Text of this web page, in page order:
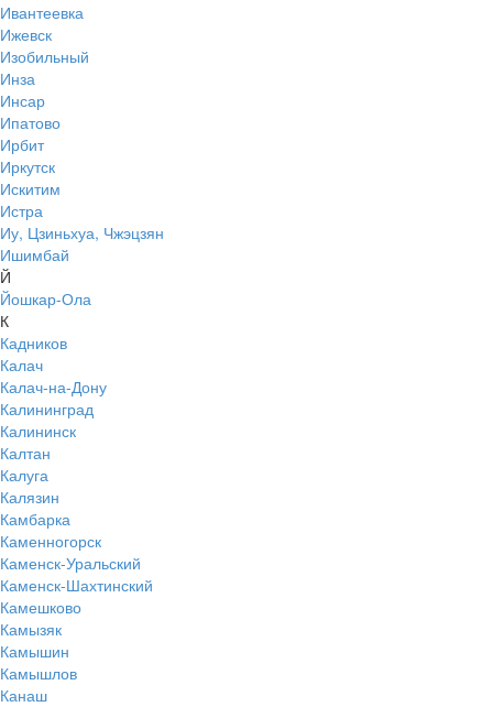
Ивантеевка
Ижевск
Изобильный
Инза
Инсар
Ипатово
Ирбит
Иркутск
Искитим
Истра
Иу, Цзиньхуа, Чжэцзян
Ишимбай
Й
Йошкар-Ола
К
Кадников
Калач
Калач-на-Дону
Калининград
Калининск
Калтан
Калуга
Калязин
Камбарка
Каменногорск
Каменск-Уральский
Каменск-Шахтинский
Камешково
Камызяк
Камышин
Камышлов
Канаш